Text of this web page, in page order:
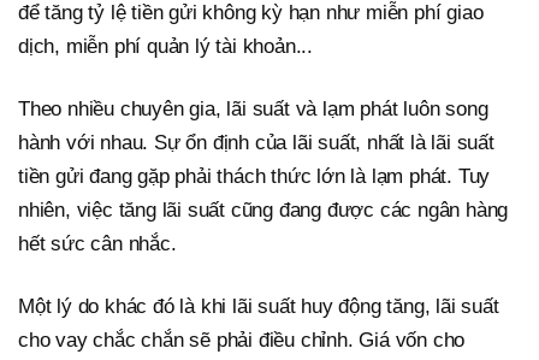
để tăng tỷ lệ tiền gửi không kỳ hạn như miễn phí giao
dịch, miễn phí quản lý tài khoản...
Theo nhiều chuyên gia, lãi suất và lạm phát luôn song
hành với nhau. Sự ổn định của lãi suất, nhất là lãi suất
tiền gửi đang gặp phải thách thức lớn là lạm phát. Tuy
nhiên, việc tăng lãi suất cũng đang được các ngân hàng
hết sức cân nhắc.
Một lý do khác đó là khi lãi suất huy động tăng, lãi suất
cho vay chắc chắn sẽ phải điều chỉnh. Giá vốn cho